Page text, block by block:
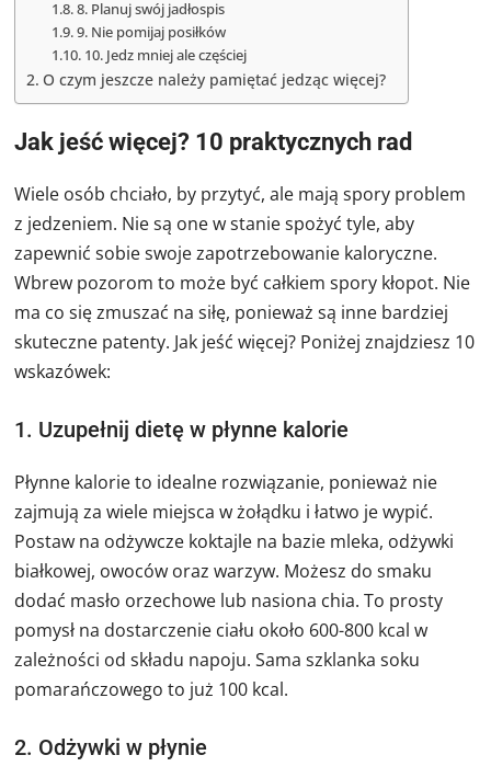
8. Planuj swój jadłospis
9. Nie pomijaj posiłków
10. Jedz mniej ale częściej
O czym jeszcze należy pamiętać jedząc więcej?
Jak jeść więcej? 10 praktycznych rad
Wiele osób chciało, by przytyć, ale mają spory problem
z jedzeniem. Nie są one w stanie spożyć tyle, aby
zapewnić sobie swoje zapotrzebowanie kaloryczne.
Wbrew pozorom to może być całkiem spory kłopot. Nie
ma co się zmuszać na siłę, ponieważ są inne bardziej
skuteczne patenty. Jak jeść więcej? Poniżej znajdziesz 10
wskazówek:
1. Uzupełnij dietę w płynne kalorie
Płynne kalorie to idealne rozwiązanie, ponieważ nie
zajmują za wiele miejsca w żołądku i łatwo je wypić.
Postaw na odżywcze koktajle na bazie mleka, odżywki
białkowej, owoców oraz warzyw. Możesz do smaku
dodać masło orzechowe lub nasiona chia. To prosty
pomysł na dostarczenie ciału około 600-800 kcal w
zależności od składu napoju. Sama szklanka soku
pomarańczowego to już 100 kcal.
2. Odżywki w płynie